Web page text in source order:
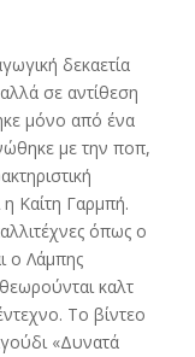
δεκαετία
σε αντίθεση
μόνο από ένα
με την ποπ,
Καίτη Γαρμπή.
όπως ο
ο Λάμπης
καλτ
Το βίντεο
«Δυνατά